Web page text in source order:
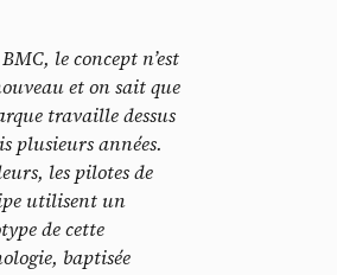
le concept n’est
et on sait que
travaille dessus
plusieurs années.
les pilotes de
utilisent un
de cette
baptisée